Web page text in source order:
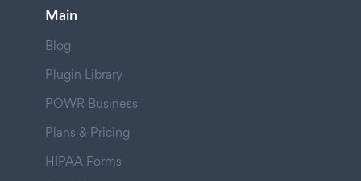
Main
Blog
Plugin Library
POWR Business
Plans & Pricing
HIPAA Forms